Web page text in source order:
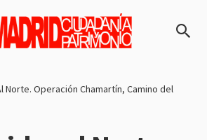
Norte. Operación Chamartín, Camino del